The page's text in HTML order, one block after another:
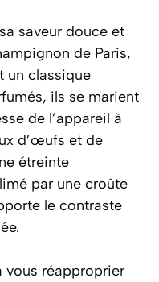
saveur douce et
de Paris,
un classique
ils se marient
de l’appareil à
d’œufs et de
étreinte
par une croûte
le contraste
vous réapproprier